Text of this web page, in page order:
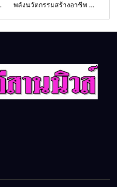
พลังนวัตกรรมสร้างอาชีพ นำ